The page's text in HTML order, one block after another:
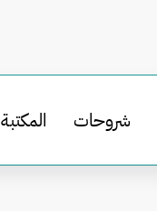
شروحات المكتبة